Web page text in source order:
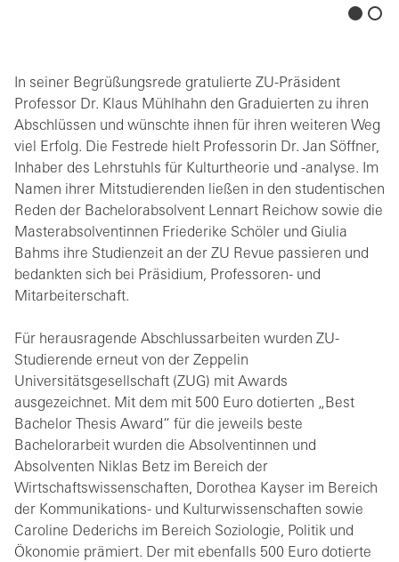
In seiner Begrüßungsrede gratulierte ZU-Präsident
Professor Dr. Klaus Mühlhahn den Graduierten zu ihren
Abschlüssen und wünschte ihnen für ihren weiteren Weg
viel Erfolg. Die Festrede hielt Professorin Dr. Jan Söffner,
Inhaber des Lehrstuhls für Kulturtheorie und -analyse. Im
Namen ihrer Mitstudierenden ließen in den studentischen
Reden der Bachelorabsolvent Lennart Reichow sowie die
Masterabsolventinnen Friederike Schöler und Giulia
Bahms ihre Studienzeit an der ZU Revue passieren und
bedankten sich bei Präsidium, Professoren- und
Mitarbeiterschaft.
Für herausragende Abschlussarbeiten wurden ZU-
Studierende erneut von der Zeppelin
Universitätsgesellschaft (ZUG) mit Awards
ausgezeichnet. Mit dem mit 500 Euro dotierten „Best
Bachelor Thesis Award“ für die jeweils beste
Bachelorarbeit wurden die Absolventinnen und
Absolventen Niklas Betz im Bereich der
Wirtschaftswissenschaften, Dorothea Kayser im Bereich
der Kommunikations- und Kulturwissenschaften sowie
Caroline Dederichs im Bereich Soziologie, Politik und
Ökonomie prämiert. Der mit ebenfalls 500 Euro dotierte